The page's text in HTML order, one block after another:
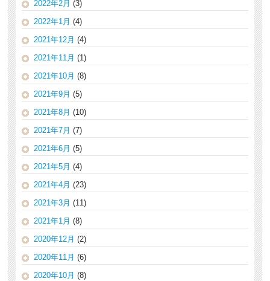
2022年2月 (3)
2022年1月 (4)
2021年12月 (4)
2021年11月 (1)
2021年10月 (8)
2021年9月 (5)
2021年8月 (10)
2021年7月 (7)
2021年6月 (5)
2021年5月 (4)
2021年4月 (23)
2021年3月 (11)
2021年1月 (8)
2020年12月 (2)
2020年11月 (6)
2020年10月 (8)